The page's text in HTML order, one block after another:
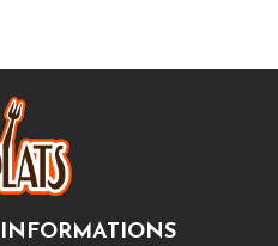
INFORMATIONS